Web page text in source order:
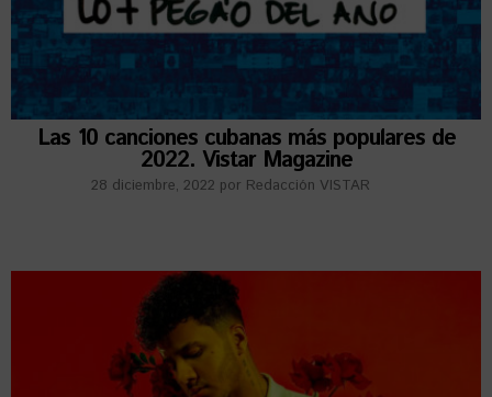
Las 10 canciones cubanas más populares de
2022. Vistar Magazine
28 diciembre, 2022 por Redacción VISTAR